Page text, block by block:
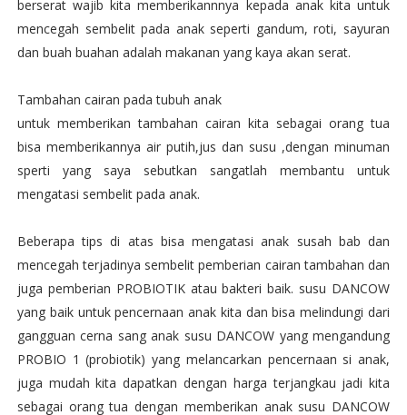
berserat wajib kita memberikannnya kepada anak kita untuk
mencegah sembelit pada anak seperti gandum, roti, sayuran
dan buah buahan adalah makanan yang kaya akan serat.
Tambahan cairan pada tubuh anak
untuk memberikan tambahan cairan kita sebagai orang tua
bisa memberikannya air putih,jus dan susu ,dengan minuman
sperti yang saya sebutkan sangatlah membantu untuk
mengatasi sembelit pada anak.
Beberapa tips di atas bisa mengatasi anak susah bab dan
mencegah terjadinya sembelit pemberian cairan tambahan dan
juga pemberian PROBIOTIK atau bakteri baik. susu DANCOW
yang baik untuk pencernaan anak kita dan bisa melindungi dari
gangguan cerna sang anak susu DANCOW yang mengandung
PROBIO 1 (probiotik) yang melancarkan pencernaan si anak,
juga mudah kita dapatkan dengan harga terjangkau jadi kita
sebagai orang tua dengan memberikan anak susu DANCOW